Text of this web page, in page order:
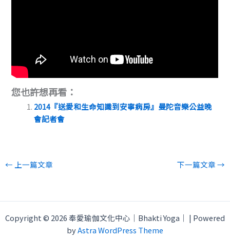
您也許想再看：
2014『送愛和生命知識到安寧病房』曼陀音樂公益晚
會記者會
← 上一篇文章 下一篇文章→
Copyright © 2026 奉愛瑜伽文化中心｜Bhakti Yoga｜ | Powered
byAstra WordPress Theme